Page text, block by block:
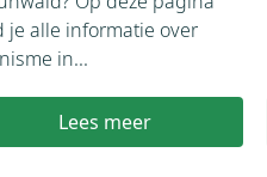
je alle informatie over
in...
Lees meer